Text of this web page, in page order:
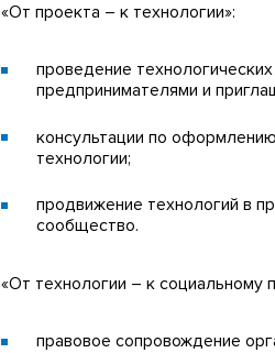
«От проекта – к технологии»:
проведение
предпринимателями и
консультации по
технологии;
продвижение технологий в
сообщество.
«От технологии – к социальному
правовое сопровождение